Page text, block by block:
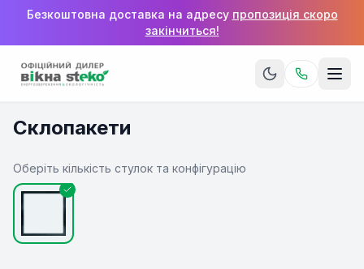
Безкоштовна доставка на адресу пропозиція скоро
закінчиться!
Склопакети
Оберіть кількість стулок та конфігурацію